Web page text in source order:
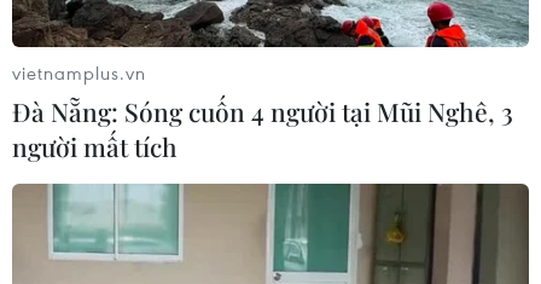
vietnamplus.vn
Đà Nẵng: Sóng cuốn 4 người tại Mũi Nghê, 3
người mất tích